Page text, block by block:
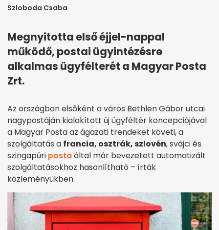
Szloboda Csaba
Megnyitotta első éjjel-nappal
működő, postai ügyintézésre
alkalmas ügyfélterét a Magyar Posta
Zrt.
Az országban elsőként a város Bethlen Gábor utcai
nagypostáján kialakított új ügyféltér koncepciójával
a Magyar Posta az ágazati trendeket követi, a
szolgáltatás a francia, osztrák, szlovén, svájci és
szingapúri postaáltal már bevezetett automatizált
szolgáltatásokhoz hasonlítható – írták
közleményükben.